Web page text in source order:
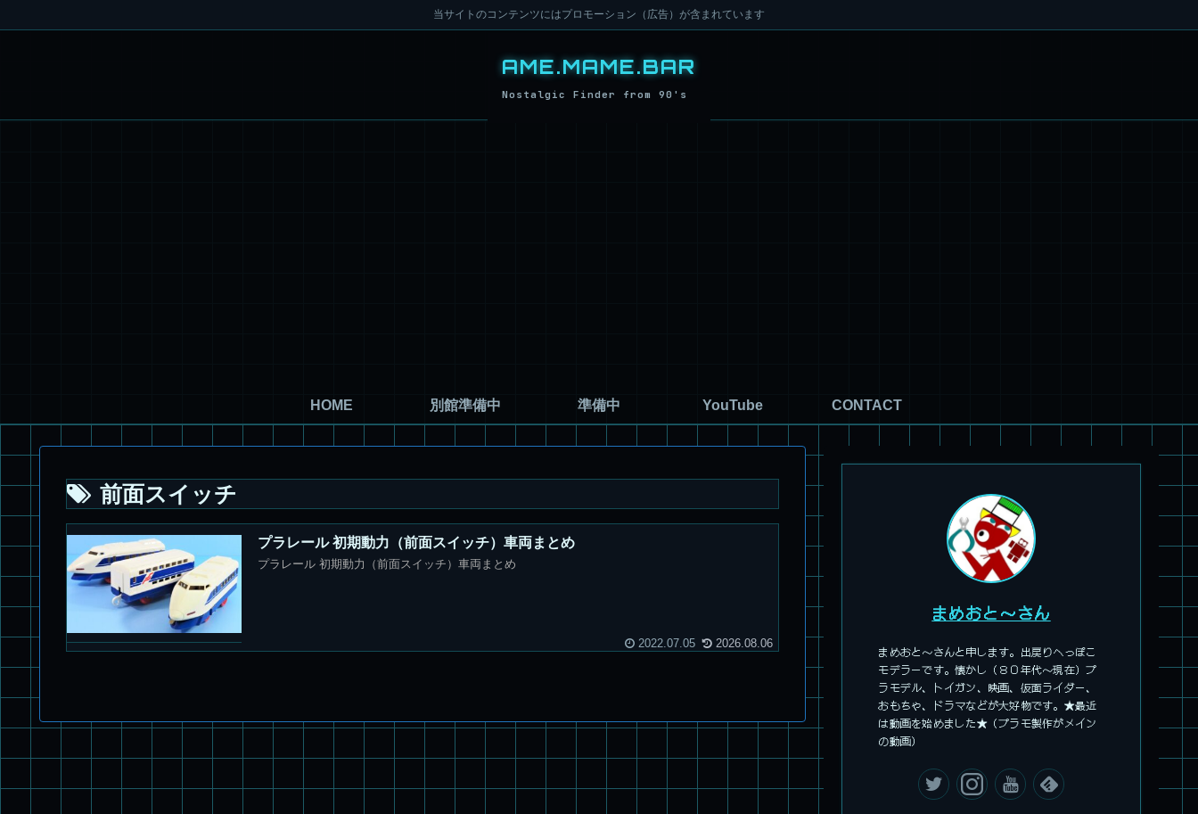
当サイトのコンテンツにはプロモーション（広告）が含まれています
HOME 別館準備中 準備中 YouTube CONTACT
前面スイッチ
プラレール 初期動力（前面スイッチ）車両まとめ
プラレール 初期動力（前面スイッチ）車両まとめ
2022.07.05 2026.08.06
まめおと～さん
まめおと～さんと申します。出戻りへっぽこ
モデラーです。懐かし（８０年代～現在）プ
ラモデル、トイガン、映画、仮面ライダー、
おもちゃ、ドラマなどが大好物です。★最近
は動画を始めました★（プラモ製作がメイン
の動画）
旧キット製作★アオシマ ロボダッチ モビルZ